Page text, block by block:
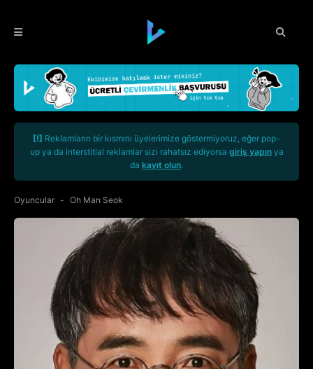
[!] Reklamların bir kısmını üyelerimize göstermiyoruz, eğer pop-
up ya da interstitial reklamlar sizi rahatsız ediyorsa giriş yapınya
da kayıt olun.
Oyuncular Oh Man Seok